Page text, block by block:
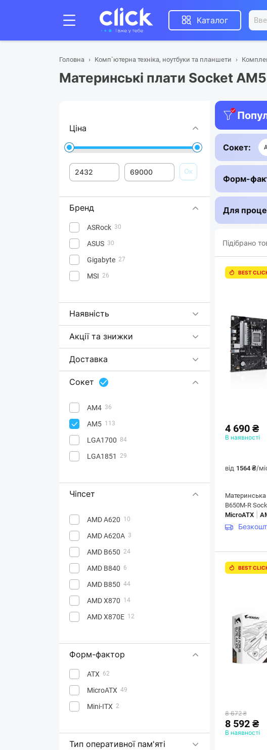
Каталог
Головна Комп`ютерна техніка, ноутбуки та планшети
Материнські плати Socket AM5
Ціна
Ок
Бренд
ASRock 30
ASUS 30
Gigabyte 27
MSI 26
Наявність
Акції та знижки
Доставка
Сокет
AM4 36
AM5 113
LGA1700 84
LGA1851 29
Чіпсет
AMD A620 10
AMD A620A 3
AMD B650 24
AMD B840 6
AMD B850 44
AMD X870 14
AMD X870E 12
Форм-фактор
ATX 62
MicroATX 49
Mini-ITX 2
Тип оперативної пам'яті
Сокет:
Форм-
Для
Підібрано
BEST
4 690 ₴
В наявності
від 1564 ₴/
B650M-R
MicroATX
BEST
8 672 ₴
8 592 ₴
В наявності